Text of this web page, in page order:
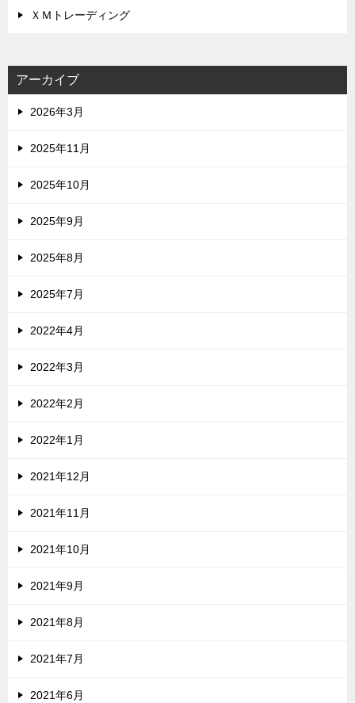
ＸＭトレーディング
アーカイブ
2026年3月
2025年11月
2025年10月
2025年9月
2025年8月
2025年7月
2022年4月
2022年3月
2022年2月
2022年1月
2021年12月
2021年11月
2021年10月
2021年9月
2021年8月
2021年7月
2021年6月